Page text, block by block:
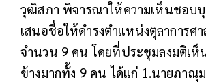
วุฒิสภา พิจารณาให้ความเห็นชอบบุ
เสนอชื่อให้ดำรงตำแหน่งตุลาการศ
จำนวน 9 คน โดยที่ประชุมลงมติเห็
ข้างมากทั้ง 9 คน ได้แก่ 1.นายภาณุ